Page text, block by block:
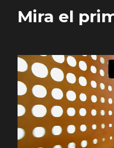
Mira el